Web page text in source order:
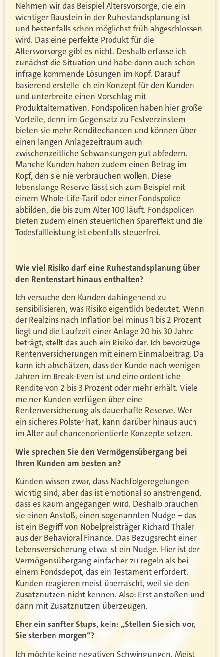
Nehmen wir das Beispiel Altersvorsorge, die ein
wichtiger Baustein in der Ruhestandsplanung ist
und bestenfalls schon möglichst früh abgeschlossen
wird. Das eine perfekte Produkt für die
Altersvorsorge gibt es nicht. Deshalb erfasse ich
zunächst die Situation und habe dann auch schon
infrage kommende Lösungen im Kopf. Darauf
basierend erstelle ich ein Konzept für den Kunden
und unterbreite einen Vorschlag mit
Produktalternativen. Fondspolicen haben hier große
Vorteile, denn im Gegensatz zu Festverzinstem
bieten sie mehr Renditechancen und können über
einen langen Anlagezeitraum auch
zwischenzeitliche Schwankungen gut abfedern.
Manche Kunden haben zudem einen Betrag im
Kopf, den sie nie verbrauchen wollen. Diese
lebenslange Reserve lässt sich zum Beispiel mit
einem Whole-Life-Tarif oder einer Fondspolice
abbilden, die bis zum Alter 100 läuft. Fondspolicen
bieten zudem einen steuerlichen Spareffekt und die
Todesfallleistung ist ebenfalls steuerfrei.
Wie viel Risiko darf eine Ruhestandsplanung über
den Rentenstart hinaus enthalten?
Ich versuche den Kunden dahingehend zu
sensibilisieren, was Risiko eigentlich bedeutet. Wenn
der Realzins nach Inflation bei minus 1 bis 2 Prozent
liegt und die Laufzeit einer Anlage 20 bis 30 Jahre
beträgt, stellt das auch ein Risiko dar. Ich bevorzuge
Rentenversicherungen mit einem Einmalbeitrag. Da
kann ich abschätzen, dass der Kunde nach wenigen
Jahren im Break-Even ist und eine ordentliche
Rendite von 2 bis 3 Prozent oder mehr erhält. Viele
meiner Kunden verfügen über eine
Rentenversicherung als dauerhafte Reserve. Wer
ein sicheres Polster hat, kann darüber hinaus auch
im Alter auf chancenorientierte Konzepte setzen.
Wie sprechen Sie den Vermögensübergang bei
Ihren Kunden am besten an?
Kunden wissen zwar, dass Nachfolgeregelungen
wichtig sind, aber das ist emotional so anstrengend,
dass es kaum angegangen wird. Deshalb brauchen
sie einen Anstoß, einen sogenannten Nudge – das
ist ein Begriff von Nobelpreisträger Richard Thaler
aus der Behavioral Finance. Das Bezugsrecht einer
Lebensversicherung etwa ist ein Nudge. Hier ist der
Vermögensübergang einfacher zu regeln als bei
einem Fondsdepot, das ein Testament erfordert.
Kunden reagieren meist überrascht, weil sie den
Zusatznutzen nicht kennen. Also: Erst anstoßen und
dann mit Zusatznutzen überzeugen.
Eher ein sanfter Stups, kein: „Stellen Sie sich vor,
Sie sterben morgen“?
Ich möchte keine negativen Schwingungen. Meist